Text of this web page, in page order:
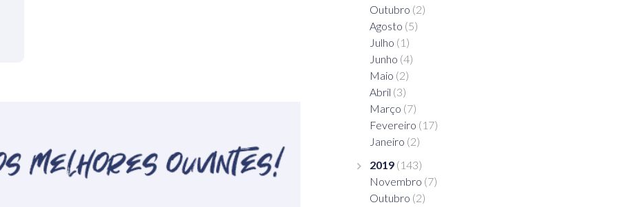
Outubro (2)
Agosto (5)
Julho (1)
Junho (4)
Maio (2)
Abril (3)
Março (7)
Fevereiro (17)
Janeiro (2)
2019 (143)
Novembro (7)
Outubro (2)